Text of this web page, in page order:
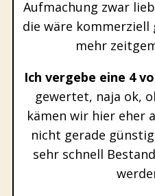
Aufmachung zwar
die wäre
mehr
Ich vergebe eine 4
gewertet, naja ok,
kämen wir hier eher
nicht gerade
sehr schnell